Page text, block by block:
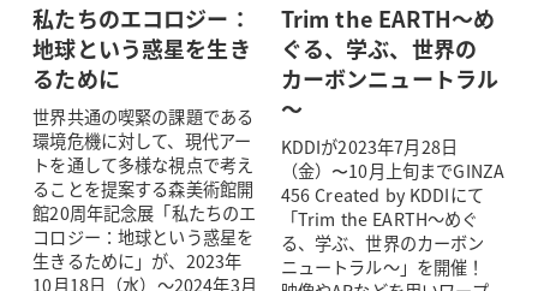
私たちのエコロジー：
地球という惑星を生き
るために
世界共通の喫緊の課題である
環境危機に対して、現代アー
トを通して多様な視点で考え
ることを提案する森美術館開
館20周年記念展「私たちのエ
コロジー：地球という惑星を
生きるために」が、2023年
10月18日（水）～2024年3月
Trim the EARTH～め
ぐる、学ぶ、世界の
カーボンニュートラル
～
KDDIが2023年7月28日
（金）〜10月上旬までGINZA
456 Created by KDDIにて
「Trim the EARTH～めぐ
る、学ぶ、世界のカーボン
ニュートラル～」を開催！